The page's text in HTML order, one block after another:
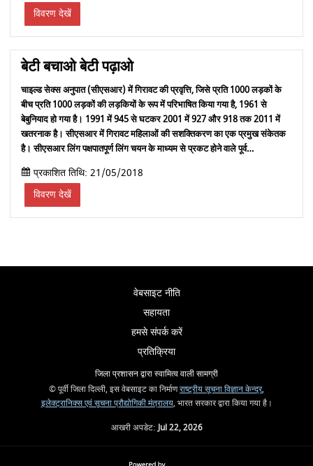
विवरण देखें
बेटी बचाओ बेटी पढ़ाओ
चाइल्ड सेक्स अनुपात (सीएसआर) में गिरावट की प्रवृत्ति, जिसे प्रति 1000 लड़कों के
बीच प्रति 1000 लड़कों की लड़कियों के रूप में परिभाषित किया गया है, 1961 से
बेबुनियाद हो गया है। 1991 में 945 से घटकर 2001 में 927 और 918 तक 2011 में
खतरनाक है। सीएसआर में गिरावट महिलाओं की सशक्तिकरण का एक प्रमुख संकेतक
है। सीएसआर लिंग पक्षपातपूर्ण लिंग चयन के माध्यम से प्रकट होने वाले पूर्व…
प्रकाशित तिथि: 21/05/2018
विवरण देखें
वेबसाइट नीति
सहायता
हमसे संपर्क करें
प्रतिक्रिया
जिला प्रशासन द्वारा स्वामित्व वाली सामग्री
© पूर्वी जिला दिल्ली, इस वेबसाइट का निर्माणराष्ट्रीय सूचना विज्ञान केन्द्र,
इलेक्ट्रानिक्स एवं सूचना प्रौद्योगिकी मंत्रालय, भारत सरकार द्वारा किया गया है।
आखरी अपडेट:Jul 22, 2026